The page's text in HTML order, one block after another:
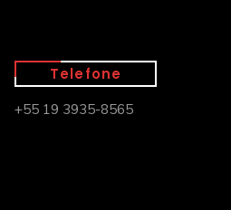
Telefone
+55 19 3935-8565